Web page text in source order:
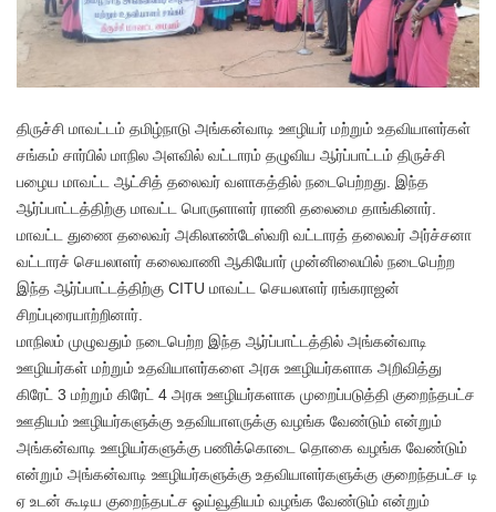
திருச்சி மாவட்டம் தமிழ்நாடு அங்கன்வாடி ஊழியர் மற்றும் உதவியாளர்கள்
சங்கம் சார்பில் மாநில அளவில் வட்டாரம் தழுவிய ஆர்ப்பாட்டம் திருச்சி
பழைய மாவட்ட ஆட்சித் தலைவர் வளாகத்தில் நடைபெற்றது. இந்த
ஆர்ப்பாட்டத்திற்கு மாவட்ட பொருளாளர் ராணி தலைமை தாங்கினார்.
மாவட்ட துணை தலைவர் அகிலாண்டேஸ்வரி வட்டாரத் தலைவர் அர்ச்சனா
வட்டாரச் செயலாளர் கலைவாணி ஆகியோர் முன்னிலையில் நடைபெற்ற
இந்த ஆர்ப்பாட்டத்திற்கு CITU மாவட்ட செயலாளர் ரங்கராஜன்
சிறப்புரையாற்றினார்.
மாநிலம் முழுவதும் நடைபெற்ற இந்த ஆர்ப்பாட்டத்தில் அங்கன்வாடி
ஊழியர்கள் மற்றும் உதவியாளர்களை அரசு ஊழியர்களாக அறிவித்து
கிரேட் 3 மற்றும் கிரேட் 4 அரசு ஊழியர்களாக முறைப்படுத்தி குறைந்தபட்ச
ஊதியம் ஊழியர்களுக்கு உதவியாளருக்கு வழங்க வேண்டும் என்றும்
அங்கன்வாடி ஊழியர்களுக்கு பணிக்கொடை தொகை வழங்க வேண்டும்
என்றும் அங்கன்வாடி ஊழியர்களுக்கு உதவியாளர்களுக்கு குறைந்தபட்ச டி
ஏ உடன் கூடிய குறைந்தபட்ச ஓய்வூதியம் வழங்க வேண்டும் என்றும்